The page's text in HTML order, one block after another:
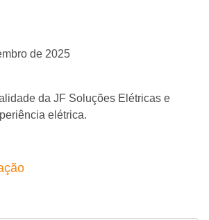
de 2025
da JF Soluções Elétricas e
elétrica.